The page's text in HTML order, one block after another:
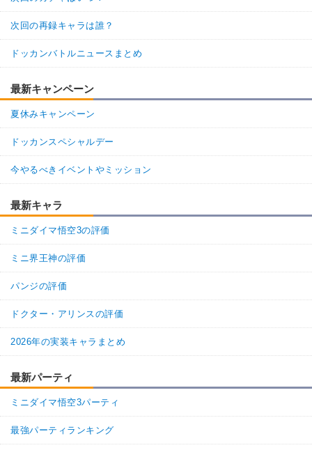
次回の再録キャラは誰？
ドッカンバトルニュースまとめ
最新キャンペーン
夏休みキャンペーン
ドッカンスペシャルデー
今やるべきイベントやミッション
最新キャラ
ミニダイマ悟空3の評価
ミニ界王神の評価
パンジの評価
ドクター・アリンスの評価
2026年の実装キャラまとめ
最新パーティ
ミニダイマ悟空3パーティ
最強パーティランキング